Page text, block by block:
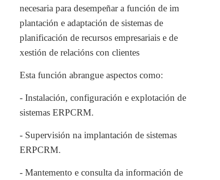
necesaria para desempeñar a función de im
plantación e adaptación de sistemas de
planificación de recursos empresariais e de
xestión de relacións con clientes
Esta función abrangue aspectos como:
- Instalación, configuración e explotación de
sistemas ERPCRM.
- Supervisión na implantación de sistemas
ERPCRM.
- Mantemento e consulta da información de